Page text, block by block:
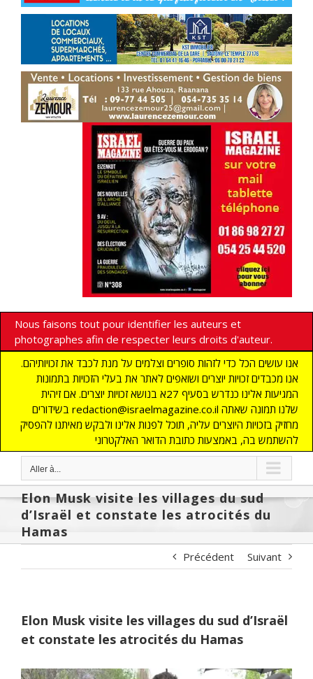
Nous faisons tout pour identifier les auteurs et
photographes afin de respecter leurs droits d'auteur.
אנו עושים הכל כדי לזהות סופרים וצלמים על מנת לכבד את זכויותיהם.
אנו מכבדים זכויות יוצרים ושואפים לאתר את בעלי הזכויות בתמונות
המגיעות אלינו כנדרש בסעיף 27א בנושא זכויות יוצרים. אם זיהית
בשידורים redaction@israelmagazine.co.il שלנו תמונה שאתה
מחזיק בזכויות היוצרים עליה, תוכל לפנות אלינו ולבקש מאיתנו להפסיק
להשתמש בה, באמצעות כתובת הדואר האלקטרוני
Aller à...
Elon Musk visite les villages du sud
d’Israël et constate les atrocités du
Hamas
Précédent Suivant
Elon Musk visite les villages du sud d’Israël
et constate les atrocités du Hamas